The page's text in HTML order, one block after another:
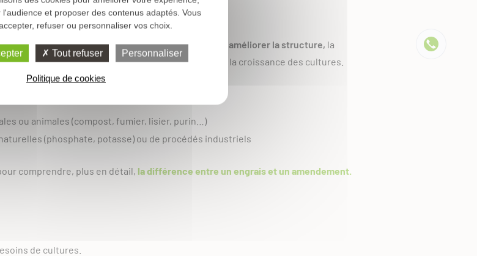
sur le développement et la qualité des végétaux.
sur la plante, mais sur le sol. Ils permettent d’en améliorer la structure, la
, afin de créer un environnement plus favorable à la croissance des cultures.
:
ou animales (compost, fumier, lisier, purin…)
(phosphate, potasse) ou de procédés industriels
comprendre, plus en détail, la différence entre un engrais et un amendement.
de cultures.
l'audience et proposer des contenus adaptés. Vous
refuser ou personnaliser vos choix.
Tout refuser Personnaliser
Politique de cookies